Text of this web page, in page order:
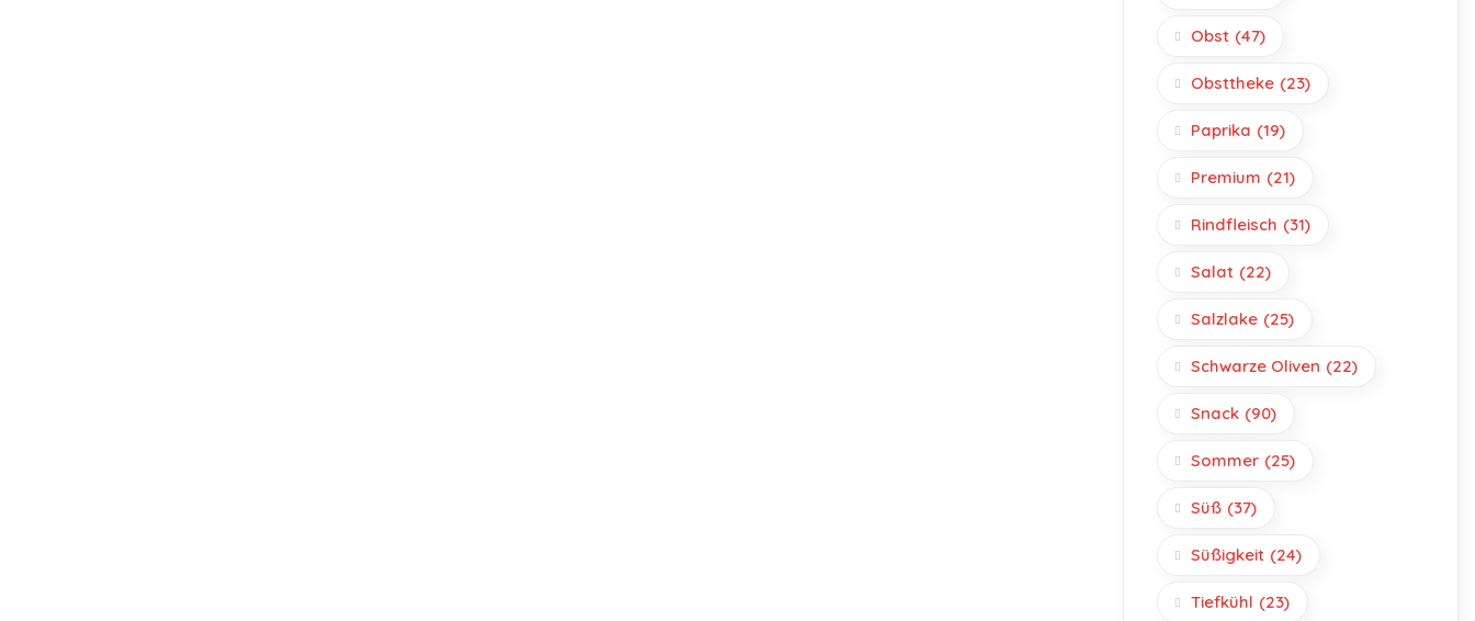
Obst (47)
Obsttheke (23)
Paprika (19)
Premium (21)
Rindfleisch (31)
Salat (22)
Salzlake (25)
Schwarze Oliven (22)
Snack (90)
Sommer (25)
Süß (37)
Süßigkeit (24)
Tiefkühl (23)